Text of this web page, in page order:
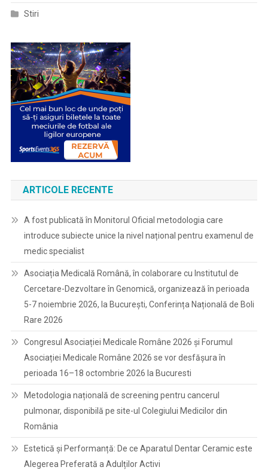
Stiri
ARTICOLE RECENTE
A fost publicată în Monitorul Oficial metodologia care
introduce subiecte unice la nivel național pentru examenul de
medic specialist
Asociația Medicală Română, în colaborare cu Institutul de
Cercetare-Dezvoltare în Genomică, organizează în perioada
5-7 noiembrie 2026, la București, Conferința Națională de Boli
Rare 2026
Congresul Asociației Medicale Române 2026 și Forumul
Asociației Medicale Române 2026 se vor desfășura în
perioada 16–18 octombrie 2026 la Bucuresti
Metodologia națională de screening pentru cancerul
pulmonar, disponibilă pe site-ul Colegiului Medicilor din
România
Estetică și Performanță: De ce Aparatul Dentar Ceramic este
Alegerea Preferată a Adulților Activi